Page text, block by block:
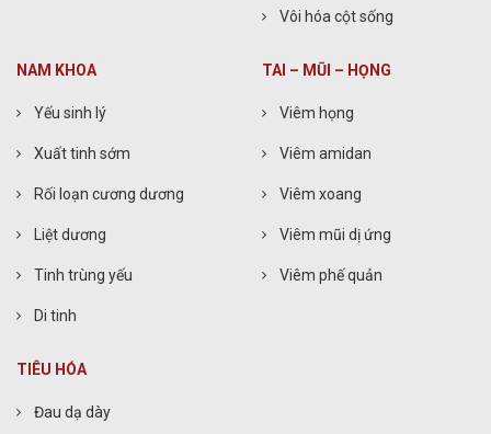
Vôi hóa cột sống
NAM KHOA
Yếu sinh lý
Xuất tinh sớm
Rối loạn cương dương
Liệt dương
Tinh trùng yếu
Di tinh
TAI – MŨI – HỌNG
Viêm họng
Viêm amidan
Viêm xoang
Viêm mũi dị ứng
Viêm phế quản
TIÊU HÓA
Đau dạ dày